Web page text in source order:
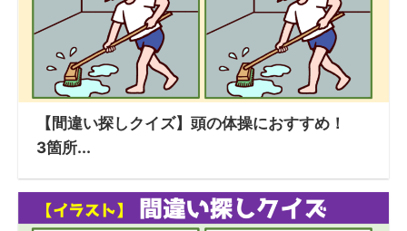
【間違い探しクイズ】頭の体操におすすめ！
3箇所...